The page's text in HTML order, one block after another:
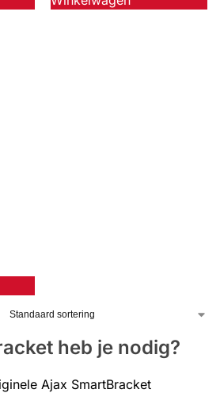
heb je nodig?
Ajax SmartBracket